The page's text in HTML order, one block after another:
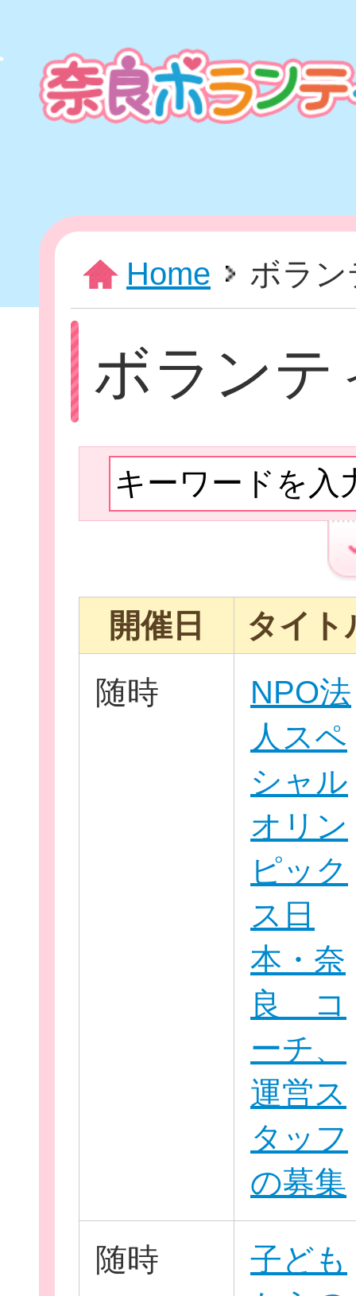
HOME
Let'sボランテ
子ども向けボ
ボランティア
イベント・講
助成情報を探す
お役立ち情報
相談窓口一覧
Home ボラン
ボランテ
開催日
タイト
随時
NPO法
人スペ
シャル
オリン
ピック
ス日
本・奈
良 コ
ーチ、
運営ス
タッフ
の募集
随時
子ども